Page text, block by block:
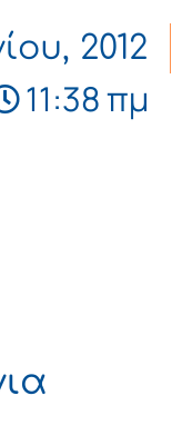
2012
11:38 πμ